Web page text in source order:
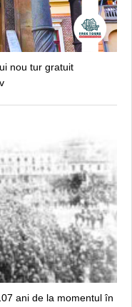
nou tur gratuit
ani de la momentul în